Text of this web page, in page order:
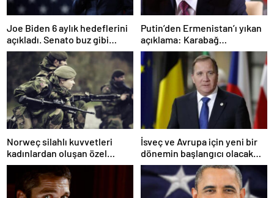
Joe Biden 6 aylık hedeflerini
açıkladı. Senato buz gibi…
Putin’den Ermenistan’ı yıkan
açıklama: Karabağ
Azerbaycan’ın ayrılmaz bir
parçasıdır!
Norweç silahlı kuvvetleri
kadınlardan oluşan özel
kuvvetler eğitimlerini
başlattı.
İsveç ve Avrupa için yeni bir
dönemin başlangıcı olacak
kararlar.